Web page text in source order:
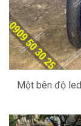
Một bên độ